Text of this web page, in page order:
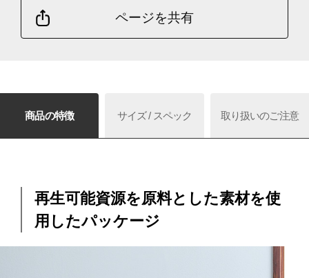
ページを共有
商品の特徴 サイズ / スペック 取り扱いのご注意
再生可能資源を原料とした素材を使
用したパッケージ